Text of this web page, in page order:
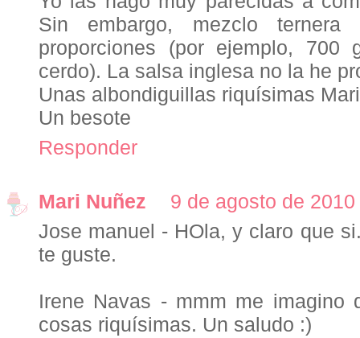
Sin embargo, mezclo
proporciones (por ejemplo,
cerdo). La salsa inglesa no la he
Unas albondiguillas riquísimas
Un besote
Responder
Mari Nuñez
9 de agosto de
Jose manuel - HOla, y claro que
te guste.
Irene Navas - mmm me imagino
cosas riquísimas. Un saludo :)